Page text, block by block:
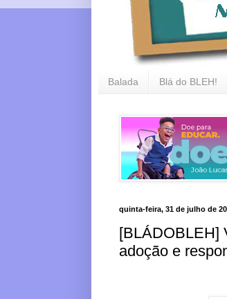
Balada Blá do BLEH!
quinta-feira, 31 de julho de
[BLÁDOBLEH]
adoção e